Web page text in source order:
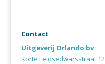
Contact
Uitgeverij Orlando bv
Korte Leidsedwarsstraat 12